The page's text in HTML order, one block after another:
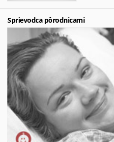
Sprievodca pôrodnicami